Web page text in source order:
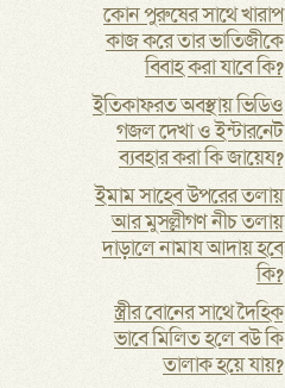
কোন পুরুষের সাথে খারাপ
কাজ করে তার ভাতিজীকে
বিবাহ করা যাবে কি?
ইতিকাফরত অবস্থায় ভিডিও
গজল দেখা ও ইন্টারনেট
ব্যবহার করা কি জায়েয?
ইমাম সাহেব উপরের তলায়
আর মুসল্লীগণ নীচ তলায়
দাড়ালে নামায আদায় হবে
কি?
স্ত্রীর বোনের সাথে দৈহিক
ভাবে মিলিত হলে বউ কি
তালাক হয়ে যায়?